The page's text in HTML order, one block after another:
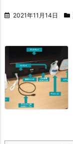
2021年11月14日